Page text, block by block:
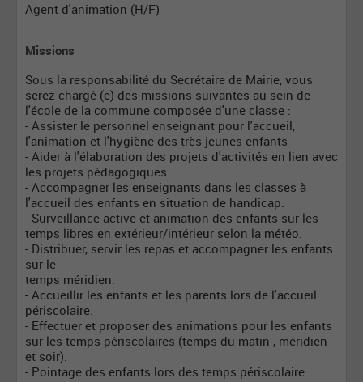
Agent d'animation (H/F)
Missions
Sous la responsabilité du Secrétaire de Mairie, vous
serez chargé (e) des missions suivantes au sein de
l'école de la commune composée d'une classe :
- Assister le personnel enseignant pour l'accueil,
l'animation et l'hygiène des très jeunes enfants
- Aider à l'élaboration des projets d'activités en lien avec
les projets pédagogiques.
- Accompagner les enseignants dans les classes à
l'accueil des enfants en situation de handicap.
- Surveillance active et animation des enfants sur les
temps libres en extérieur/intérieur selon la météo.
- Distribuer, servir les repas et accompagner les enfants
sur le
temps méridien.
- Accueillir les enfants et les parents lors de l'accueil
périscolaire.
- Effectuer et proposer des animations pour les enfants
sur les temps périscolaires (temps du matin , méridien
et soir).
- Pointage des enfants lors des temps périscolaire